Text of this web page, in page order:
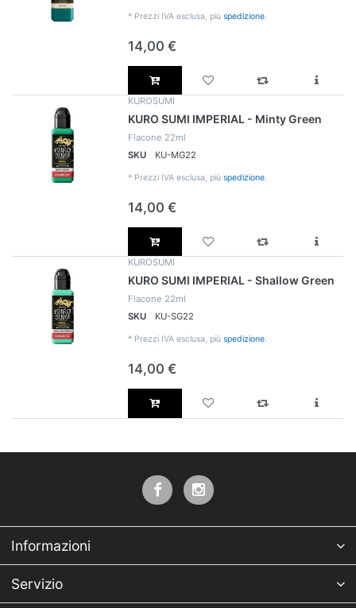
* Prezzi IVA esclusa, più spedizione.
14,00 €
KUROSUMI
KURO SUMI IMPERIAL - Minty Green
Flacone 22ml
SKU
KU-MG22
* Prezzi IVA esclusa, più spedizione.
14,00 €
KUROSUMI
KURO SUMI IMPERIAL - Shallow Green
Flacone 22ml
SKU
KU-SG22
* Prezzi IVA esclusa, più spedizione.
14,00 €
Informazioni
Servizio